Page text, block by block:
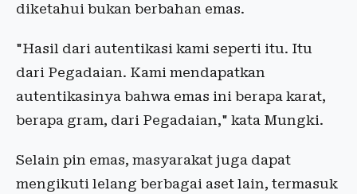
diketahui bukan berbahan emas.
"Hasil dari autentikasi kami seperti itu. Itu
dari Pegadaian. Kami mendapatkan
autentikasinya bahwa emas ini berapa karat,
berapa gram, dari Pegadaian," kata Mungki.
Selain pin emas, masyarakat juga dapat
mengikuti lelang berbagai aset lain, termasuk